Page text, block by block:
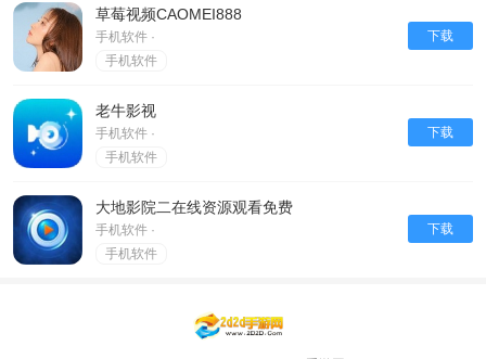
草莓视频CAOMEI888
手机软件 ·
手机软件
下载
老牛影视
手机软件 ·
手机软件
下载
大地影院二在线资源观看免费
手机软件 ·
手机软件
下载